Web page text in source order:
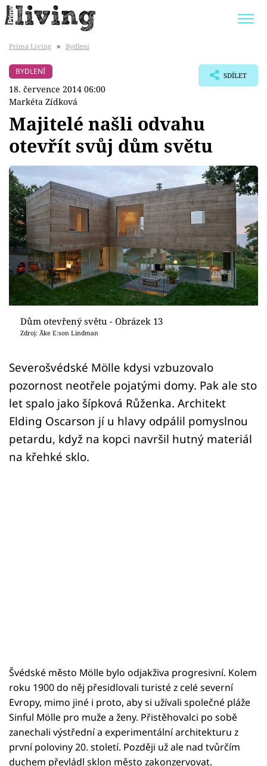
BYDLENÍ SLAVNÝCH
Témata
Bydlení
Zahrada
Design
Sledujte prima+
Přihlášení
Prima Living ■ Bydlení
BYDLENÍ
18. července 2014 06:00
Markéta Zídková
SDÍLET
Majitelé našli odvahu
otevřít svůj dům světu
Dům otevřený světu - Obrázek 13
Zdroj: Åke E:son Lindman
Severošvédské Mölle kdysi vzbuzovalo
pozornost neotřele pojatými domy. Pak ale sto
let spalo jako šípková Růženka. Architekt
Elding Oscarson jí u hlavy odpálil pomyslnou
petardu, když na kopci navršil hutný materiál
na křehké sklo.
Švédské město Mölle bylo odjakživa progresivní. Kolem
roku 1900 do něj přesidlovali turisté z celé severní
Evropy, mimo jiné i proto, aby si užívali společné pláže
Sinful Mölle pro muže a ženy. Přistěhovalci po sobě
zanechali výstřední a experimentální architekturu z
první poloviny 20. století. Později už ale nad tvůrčím
duchem převládl sklon město zakonzervovat.